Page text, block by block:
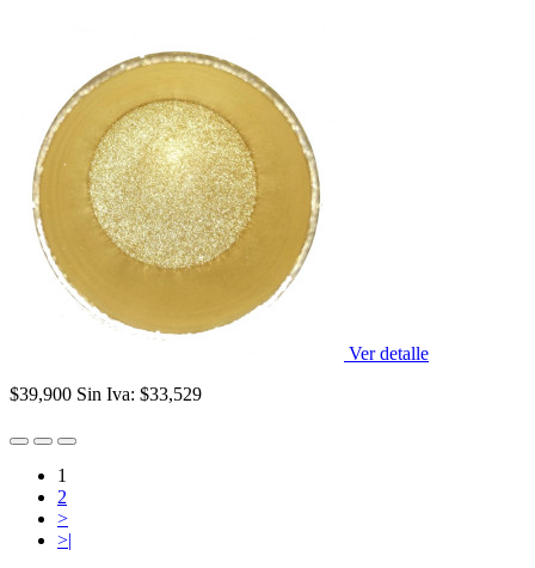
Ver detalle
$39,900 Sin Iva: $33,529
1
2
>
>|